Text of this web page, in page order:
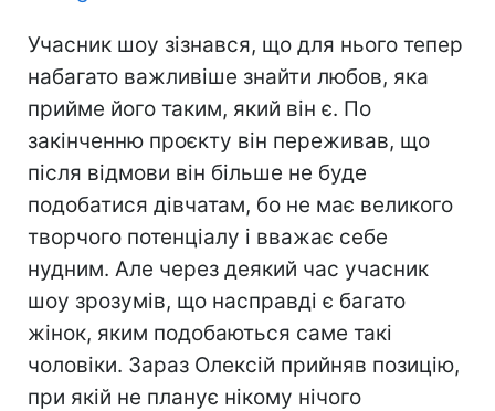
Учасник шоу зізнався, що для нього тепер
набагато важливіше знайти любов, яка
прийме його таким, який він є. По
закінченню проєкту він переживав, що
після відмови він більше не буде
подобатися дівчатам, бо не має великого
творчого потенціалу і вважає себе
нудним. Але через деякий час учасник
шоу зрозумів, що насправді є багато
жінок, яким подобаються саме такі
чоловіки. Зараз Олексій прийняв позицію,
при якій не планує нікому нічого